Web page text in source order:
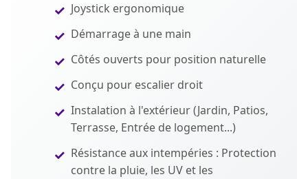
Joystick ergonomique
Démarrage à une main
Côtés ouverts pour position naturelle
Conçu pour escalier droit
Instalation à l'extérieur (Jardin, Patios,
Terrasse, Entrée de logement...)
Résistance aux intempéries : Protection
contre la pluie, les UV et les